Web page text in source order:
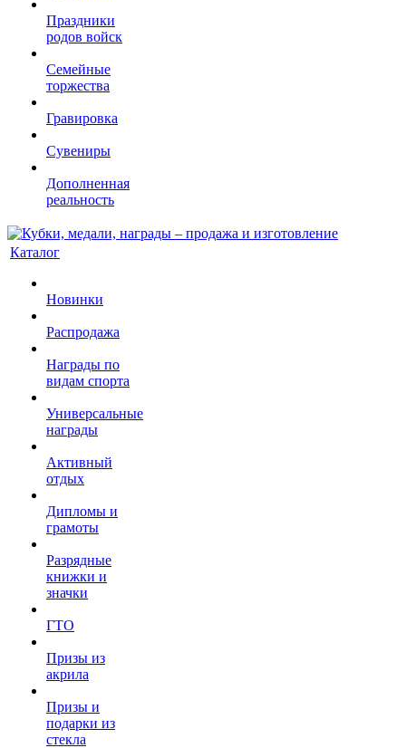
Праздники
родов войск
Семейные
торжества
Гравировка
Сувениры
Дополненная
реальность
Каталог
Новинки
Распродажа
Награды по
видам спорта
Универсальные
награды
Активный
отдых
Дипломы и
грамоты
Разрядные
книжки и
значки
ГТО
Призы из
акрила
Призы и
подарки из
стекла